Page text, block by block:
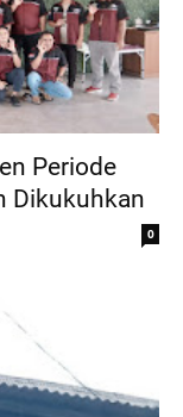
Periode
Dikukuhkan
0